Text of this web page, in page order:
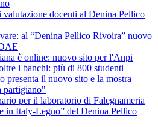
docenti al Denina Pellico
al “Denina Pellico Rivoira” nuovo
è online: nuovo sito per l'Anpi
i banchi: più di 800 studenti
presenta il nuovo sito e la mostra
partigiano"
per il laboratorio di Falegnameria
in Italy-Legno” del Denina Pellico